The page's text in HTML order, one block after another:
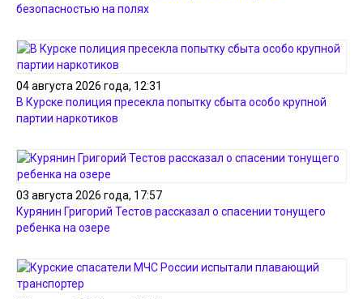
безопасностью на полях
04 августа 2026 года, 12:31
В Курске полиция пресекла попытку сбыта особо крупной
партии наркотиков
03 августа 2026 года, 17:57
Курянин Григорий Тестов рассказал о спасении тонущего
ребенка на озере